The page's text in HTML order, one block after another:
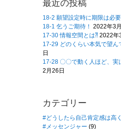
最近の投稿
18-2 願望設定時に期限は必
18-1 乞うご期待！ 2022年3
17-30 情報空間とは⁈ 2022年
17-29 どのくらい本気で望ん
日
17-28 〇〇で動く人ほど、実
2月26日
カテゴリー
#どうしたら自己肯定感は高
#メッセンジャー (9)